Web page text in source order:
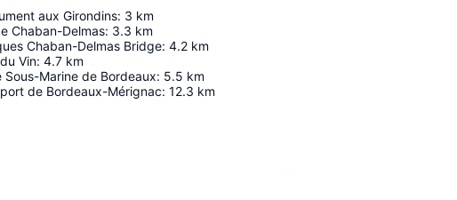
aux Girondins: 3 km
Chaban-Delmas: 3.3 km
Chaban-Delmas Bridge: 4.2 km
Vin: 4.7 km
Sous-Marine de Bordeaux: 5.5 km
de Bordeaux-Mérignac: 12.3 km